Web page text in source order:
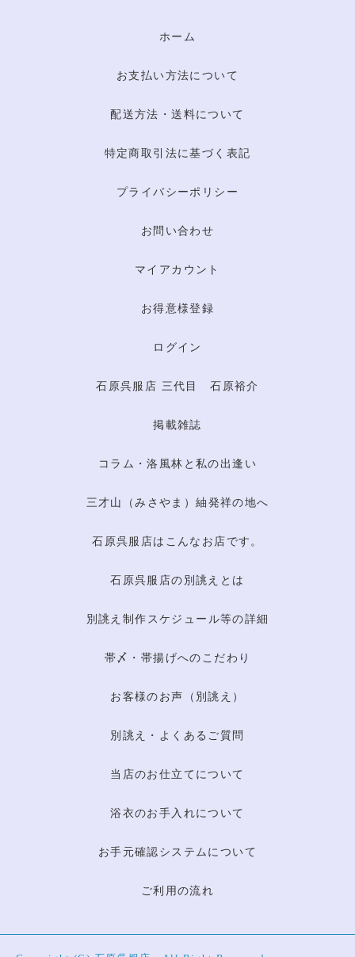
ホーム
お支払い方法について
配送方法・送料について
特定商取引法に基づく表記
プライバシーポリシー
お問い合わせ
マイアカウント
お得意様登録
ログイン
石原呉服店 三代目 石原裕介
掲載雑誌
コラム・洛風林と私の出逢い
三才山（みさやま）紬発祥の地へ
石原呉服店はこんなお店です。
石原呉服店の別誂えとは
別誂え制作スケジュール等の詳細
帯〆・帯揚げへのこだわり
お客様のお声（別誂え）
別誂え・よくあるご質問
当店のお仕立てについて
浴衣のお手入れについて
お手元確認システムについて
ご利用の流れ